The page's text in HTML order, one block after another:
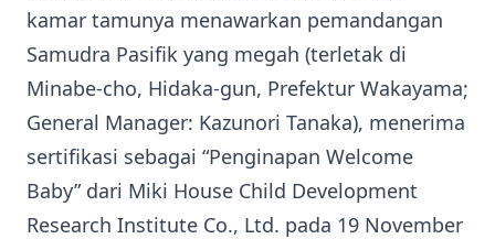
kamar tamunya menawarkan pemandangan
Samudra Pasifik yang megah (terletak di
Minabe-cho, Hidaka-gun, Prefektur Wakayama;
General Manager: Kazunori Tanaka), menerima
sertifikasi sebagai “Penginapan Welcome
Baby” dari Miki House Child Development
Research Institute Co., Ltd. pada 19 November